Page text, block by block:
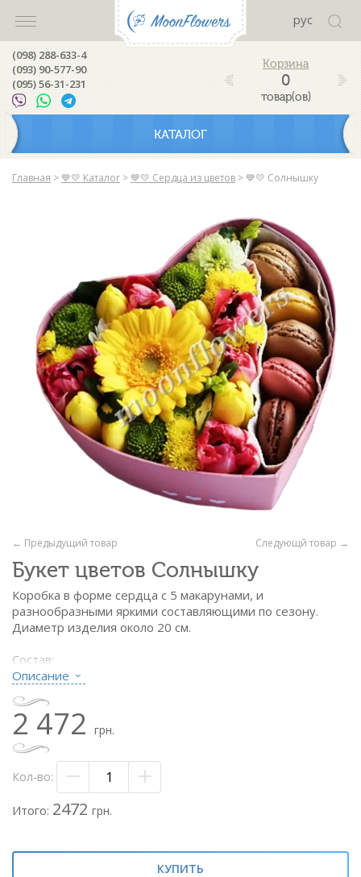
рус
(098) 288-633-4
(093) 90-577-90
(095) 56-31-231
0
товар(ов)
КАТАЛОГ
Главная > 💙💛 Каталог > 💙💛 Сердца из цветов > 💙💛 Солнышку
Следующй товар →
← Предыдущий товар
Букет цветов Солнышку
Коробка в форме сердца с 5 макарунами, и
разнообразными яркими составляющими по сезону.
Диаметр изделия около 20 см.
Состав:
- гербера жёлтая - 1 шт.
- яркие сезонные цветы на усмотрение флориста
- флористический оазис
- декоративный наполнитель
- флористическая бумага
- коробка в форме сердца
- макаруны разноцв. - 5 шт.
Метки: #макаруны#цветы с макарунами#цветы и
#композиция с макарунами#макароны#макаруны в
Описание
2 472 грн.
Кол-во:
Итого: 2472 грн.
КУПИТЬ